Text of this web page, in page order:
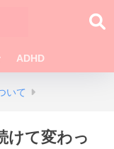
ADHD
いて
けて変わっ